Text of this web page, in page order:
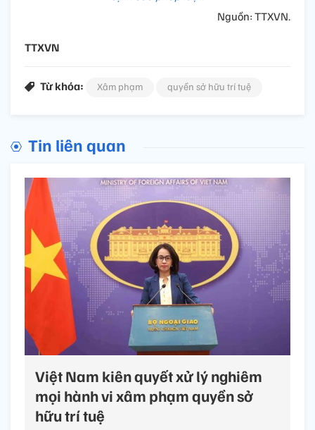
Nguồn: TTXVN.
TTXVN
Từ khóa: Xâm phạm quyền sở hữu trí tuệ
Tin liên quan
Việt Nam kiên quyết xử lý nghiêm
mọi hành vi xâm phạm quyền sở
hữu trí tuệ